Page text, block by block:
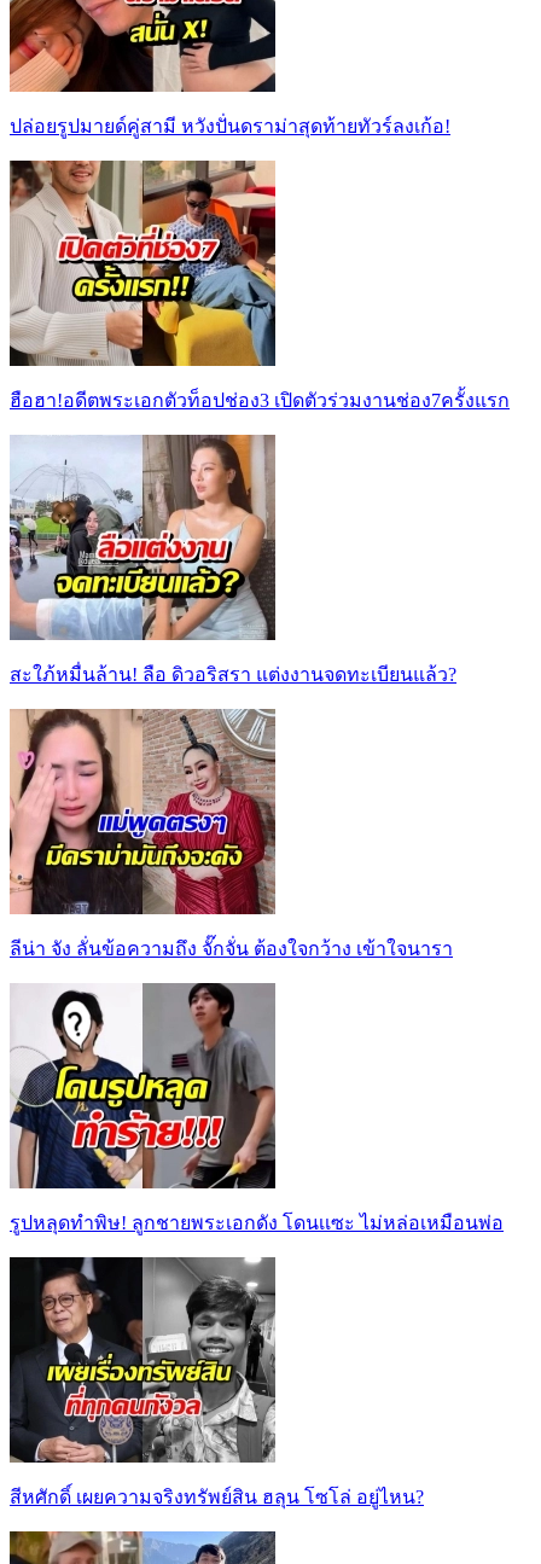
ปล่อยรูปมายด์คู่สามี หวังปั่นดราม่าสุดท้ายทัวร์ลงเก้อ!
ฮือฮา!อดีตพระเอกตัวท็อปช่อง3 เปิดตัวร่วมงานช่อง7ครั้งแรก
สะใภ้หมื่นล้าน! ลือ ดิวอริสรา แต่งงานจดทะเบียนแล้ว?
ลีน่า จัง ลั่นข้อความถึง จั๊กจั่น ต้องใจกว้าง เข้าใจนารา
รูปหลุดทำพิษ! ลูกชายพระเอกดัง โดนเเซะ ไม่หล่อเหมือนพ่อ
สีหศักดิ์ เผยความจริงทรัพย์สิน ฮลุน โซโล่ อยู่ไหน?